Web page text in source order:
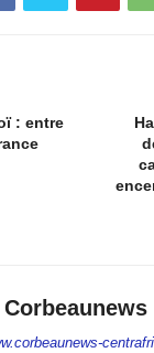
: entre
Corbeaunews